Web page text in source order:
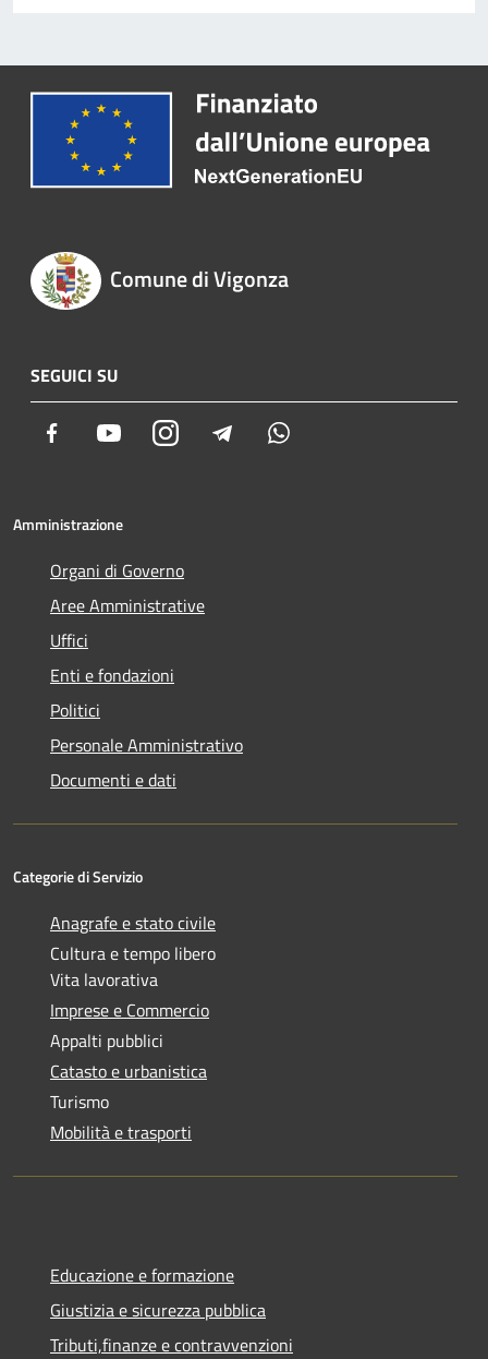
Comune di Vigonza
SEGUICI SU
Facebook YoutubeInstagram Telegram
Amministrazione
Organi di Governo
Aree Amministrative
Uffici
Enti e fondazioni
Politici
Personale Amministrativo
Documenti e dati
Categorie di Servizio
Anagrafe e stato civile
Cultura e tempo libero
Vita lavorativa
Imprese e Commercio
Appalti pubblici
Catasto e urbanistica
Turismo
Mobilità e trasporti
Educazione e formazione
Giustizia e sicurezza pubblica
Tributi,finanze e contravvenzioni